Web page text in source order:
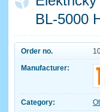
BL-5000
Order no.
Manufacturer:
Category: